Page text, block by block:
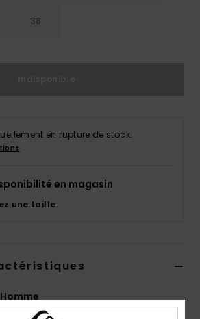
38
en rupture de stock.
en magasin
une taille